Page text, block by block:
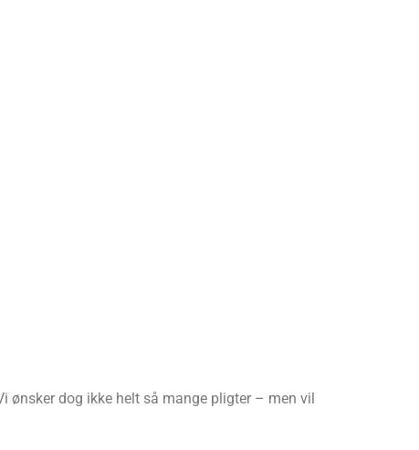
ønsker dog ikke helt så mange pligter – men vil